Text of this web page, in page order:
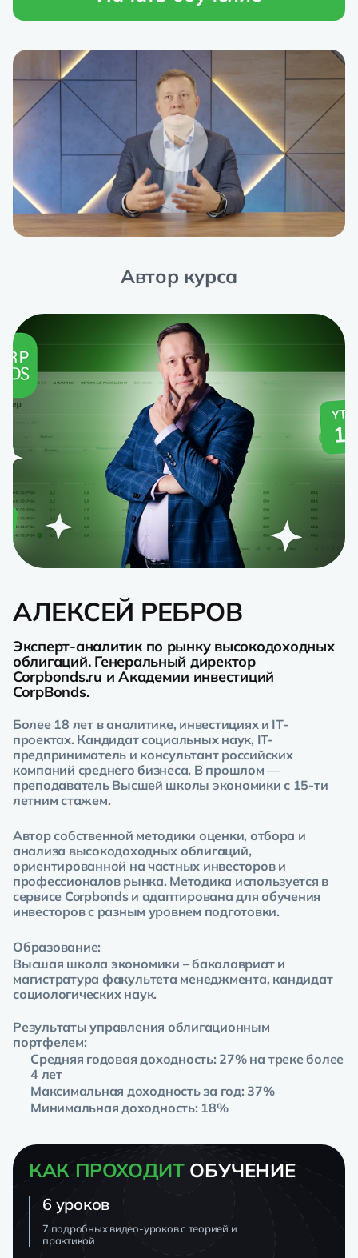
Автор курса
АЛЕКСЕЙ РЕБРОВ
Эксперт-аналитик по рынку высокодоходных
облигаций.Генеральный директор
Corpbonds.ru и Академии инвестиций
CorpBonds.
Более 18 лет в аналитике, инвестициях и IT-
проектах. Кандидат социальных наук, IT-
предприниматель и консультант российских
компаний среднего бизнеса. В прошлом —
преподаватель Высшей школы экономики с 15-ти
летним стажем.
Автор собственной методики оценки, отбора и
анализа высокодоходных облигаций,
ориентированной на частных инвесторов и
профессионалов рынка. Методика используется в
сервисе Corpbonds и адаптирована для обучения
инвесторов с разным уровнем подготовки.
Образование:
Высшая школа экономики – бакалавриат и
магистратура факультета менеджмента, кандидат
социологических наук.
Результаты управления облигационным
портфелем:
Средняя годовая доходность: 27% на треке более
4 лет
Максимальная доходность за год: 37%
Минимальная доходность: 18%
КАК ПРОХОДИТОБУЧЕНИЕ
6 уроков
7 подробных видео-уроков с теорией и
практикой